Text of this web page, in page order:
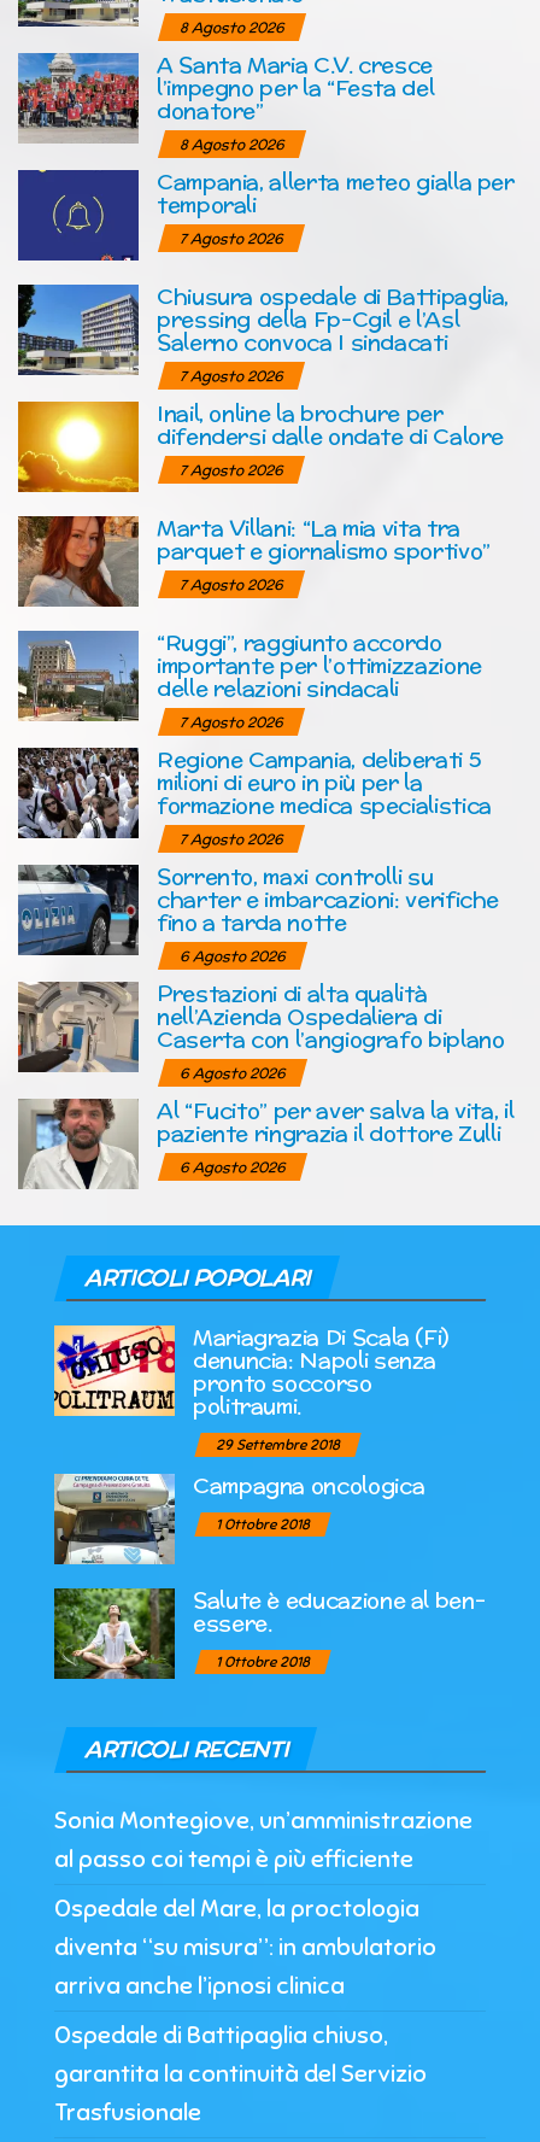
8 Agosto 2026
A Santa Maria C.V. cresce
l’impegno per la “Festa del
donatore”
8 Agosto 2026
Campania, allerta meteo gialla per
temporali
7 Agosto 2026
Chiusura ospedale di Battipaglia,
pressing della Fp-Cgil e l’Asl
Salerno convoca I sindacati
7 Agosto 2026
Inail, online la brochure per
difendersi dalle ondate di Calore
7 Agosto 2026
Marta Villani: “La mia vita tra
parquet e giornalismo sportivo”
7 Agosto 2026
“Ruggi”, raggiunto accordo
importante per l’ottimizzazione
delle relazioni sindacali
7 Agosto 2026
Regione Campania, deliberati 5
milioni di euro in più per la
formazione medica specialistica
7 Agosto 2026
Sorrento, maxi controlli su
charter e imbarcazioni: verifiche
fino a tarda notte
6 Agosto 2026
Prestazioni di alta qualità
nell’Azienda Ospedaliera di
Caserta con l’angiografo biplano
6 Agosto 2026
Al “Fucito” per aver salva la vita, il
paziente ringrazia il dottore Zulli
6 Agosto 2026
ARTICOLI POPOLARI
Mariagrazia Di Scala (Fi)
denuncia: Napoli senza
pronto soccorso
politraumi.
29 Settembre 2018
Campagna oncologica
1 Ottobre 2018
Salute è educazione al ben-
essere.
1 Ottobre 2018
ARTICOLI RECENTI
Sonia Montegiove, un’amministrazione
al passo coi tempi è più efficiente
Ospedale del Mare, la proctologia
diventa “su misura”: in ambulatorio
arriva anche l’ipnosi clinica
Ospedale di Battipaglia chiuso,
garantita la continuità del Servizio
Trasfusionale